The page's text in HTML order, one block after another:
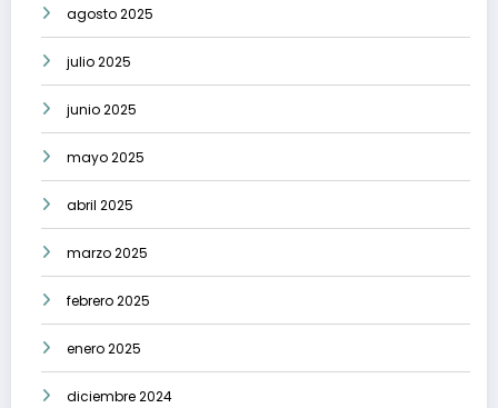
agosto 2025
julio 2025
junio 2025
mayo 2025
abril 2025
marzo 2025
febrero 2025
enero 2025
diciembre 2024